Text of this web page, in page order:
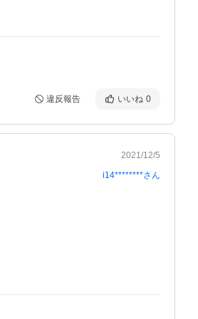
違反報告 いいね 0
2021/12/5
i14********さん